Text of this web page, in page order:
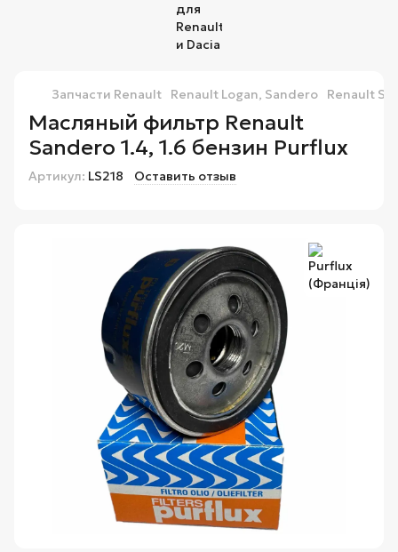
Запчасти Renault Renault Logan, Sandero Renault
Масляный фильтр Renault
Sandero 1.4, 1.6 бензин Purflux
Артикул: LS218 Оставить отзыв